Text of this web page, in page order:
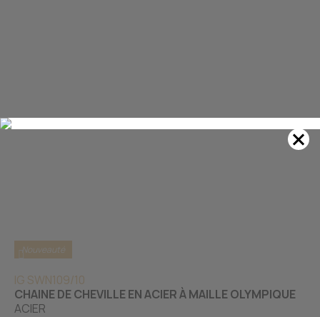
Nouveauté
IG SWN109/10
CHAINE DE CHEVILLE EN ACIER À MAILLE OLYMPIQUE
ACIER